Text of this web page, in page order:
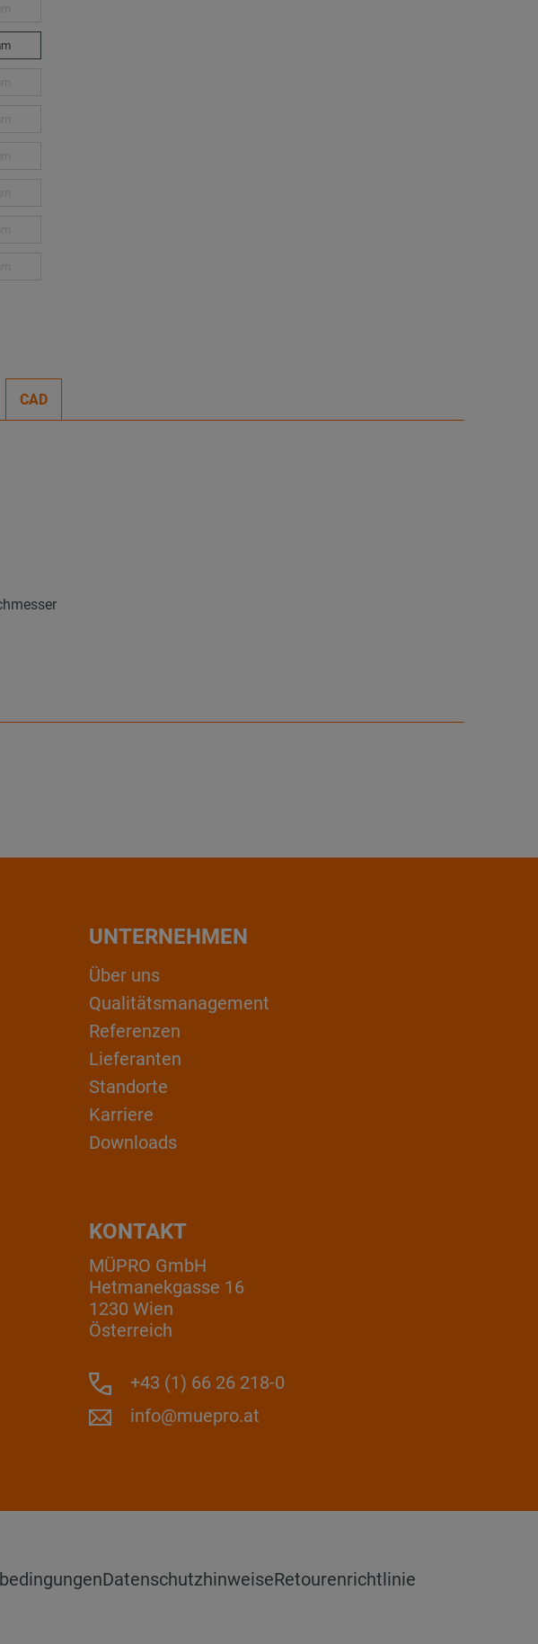
CAD
UNTERNEHMEN
Über uns
Qualitätsmanagement
Referenzen
Lieferanten
Standorte
Karriere
Downloads
KONTAKT
MÜPRO GmbH
Hetmanekgasse 16
1230 Wien
Österreich
+43 (1) 66 26 218-0
info@muepro.at
DatenschutzhinweiseRetourenrichtlinie